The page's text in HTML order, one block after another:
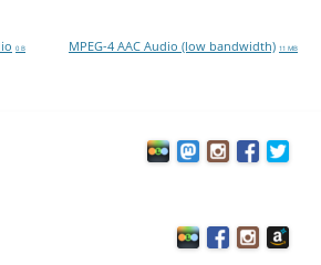
0 B MPEG-4 AAC Audio (low bandwidth) 11 MB